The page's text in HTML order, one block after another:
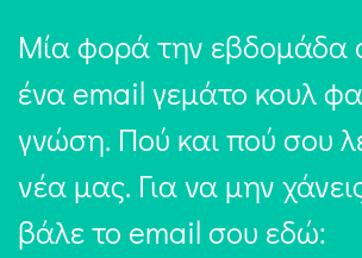
Μία φορά την εβδομάδα
ένα email γεμάτο κουλ
γνώση. Πού και πού σου
νέα μας. Για να μην
βάλε το email σου εδώ: